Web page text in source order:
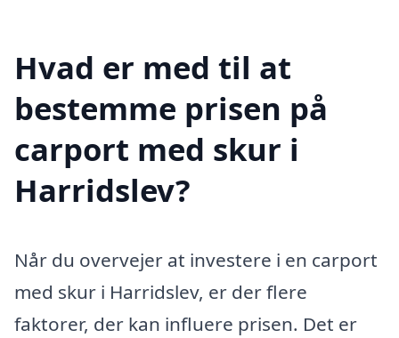
Hvad er med til at
bestemme prisen på
carport med skur i
Harridslev?
Når du overvejer at investere i en carport
med skur i Harridslev, er der flere
faktorer, der kan influere prisen. Det er